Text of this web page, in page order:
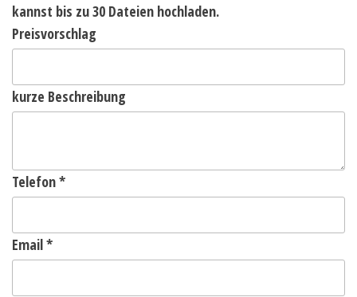
kannst bis zu 30 Dateien hochladen.
Preisvorschlag
kurze Beschreibung
Telefon*
Email*